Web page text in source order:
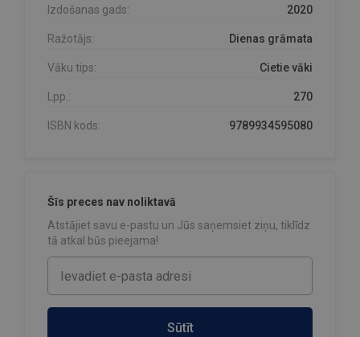
Izdošanas gads: 2020
Ražotājs: Dienas grāmata
Vāku tips: Cietie vāki
Lpp.: 270
ISBN kods: 9789934595080
Šīs preces nav noliktavā
Atstājiet savu e-pastu un Jūs saņemsiet ziņu, tiklīdz
tā atkal būs pieejama!
Sūtīt